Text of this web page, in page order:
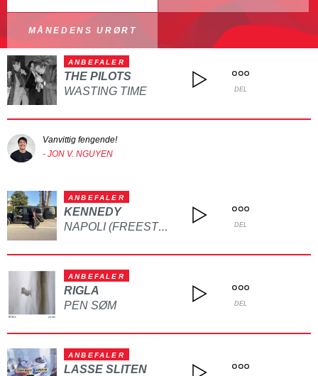
MÅNEDENS URØRT
ANBEFALER
THE PILOTS
WASTING TIME
DEL
Vanvittig fengende!
- JON V. NGUYEN
ANBEFALER
KENNEDY
NAPOLI (FREESTYLE) DEL
ANBEFALER
RIGLA
PEN SØM
DEL
ANBEFALER
LASSE SLITEN